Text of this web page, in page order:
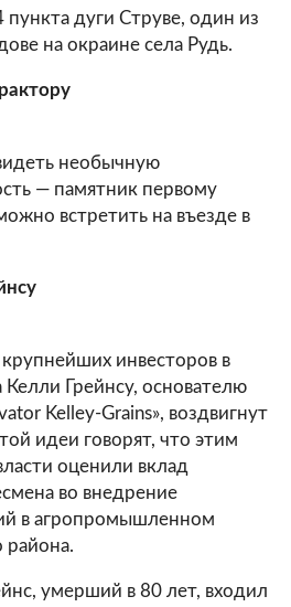
пункта дуги Струве, один из
на окраине села Рудь.
необычную
— памятник первому
встретить на въезде в
инвесторов в
Грейнсу, основателю
Kelley-Grains», воздвигнут
идеи говорят, что этим
оценили вклад
во внедрение
в агропромышленном
района.
умерший в 80 лет, входил